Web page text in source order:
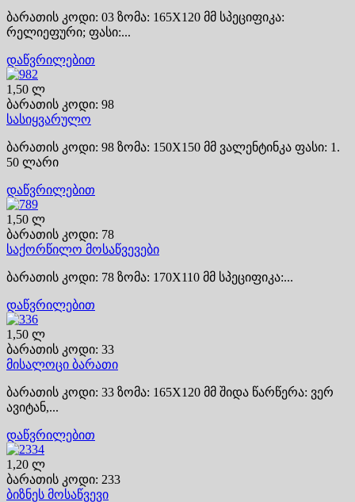
ბარათის კოდი: 03 ზომა: 165X120 მმ სპეციფიკა:
რელიეფური; ფასი:...
დაწვრილებით
1,50 ლ
ბარათის კოდი: 98
სასიყვარულო
ბარათის კოდი: 98 ზომა: 150X150 მმ ვალენტინკა ფასი: 1.
50 ლარი
დაწვრილებით
1,50 ლ
ბარათის კოდი: 78
საქორწილო მოსაწვევები
ბარათის კოდი: 78 ზომა: 170X110 მმ სპეციფიკა:...
დაწვრილებით
1,50 ლ
ბარათის კოდი: 33
მისალოცი ბარათი
ბარათის კოდი: 33 ზომა: 165X120 მმ შიდა წარწერა: ვერ
ავიტან,...
დაწვრილებით
1,20 ლ
ბარათის კოდი: 233
ბიზნეს მოსაწვევი